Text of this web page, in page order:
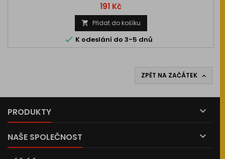
Cena
191 Kč
 Přidat do košíku
 K odeslání do 3-5 dnů
ZPĚT NA ZAČÁTEK 
PRODUKTY 
NAŠE SPOLEČNOST 